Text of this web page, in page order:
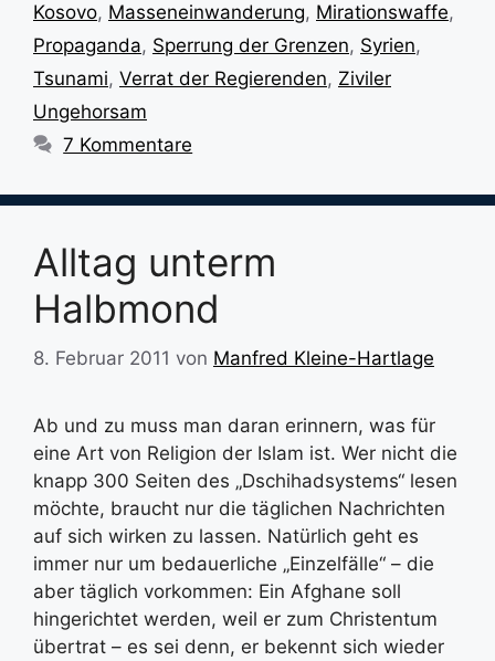
Kosovo, Masseneinwanderung, Mirationswaffe,
Propaganda, Sperrung der Grenzen, Syrien,
Tsunami, Verrat der Regierenden, Ziviler
Ungehorsam
7 Kommentare
Alltag unterm
Halbmond
8. Februar 2011 von Manfred Kleine-Hartlage
Ab und zu muss man daran erinnern, was für
eine Art von Religion der Islam ist. Wer nicht die
knapp 300 Seiten des „Dschihadsystems“ lesen
möchte, braucht nur die täglichen Nachrichten
auf sich wirken zu lassen. Natürlich geht es
immer nur um bedauerliche „Einzelfälle“ – die
aber täglich vorkommen: Ein Afghane soll
hingerichtet werden, weil er zum Christentum
übertrat – es sei denn, er bekennt sich wieder